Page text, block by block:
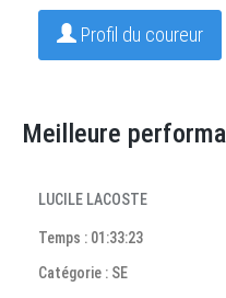
Profil du coureur
Meilleure
LUCILE LACOSTE
Temps : 01:33:23
Catégorie : SE